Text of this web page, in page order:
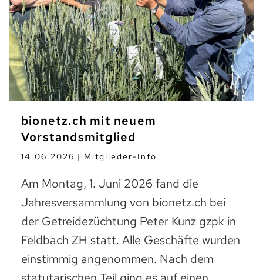
bionetz.ch mit neuem
Vorstandsmitglied
14.06.2026 | Mitglieder-Info
Am Montag, 1. Juni 2026 fand die
Jahresversammlung von bionetz.ch bei
der Getreidezüchtung Peter Kunz gzpk in
Feldbach ZH statt. Alle Geschäfte wurden
einstimmig angenommen. Nach dem